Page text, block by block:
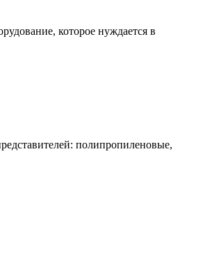
которое нуждается в
полипропиленовые,